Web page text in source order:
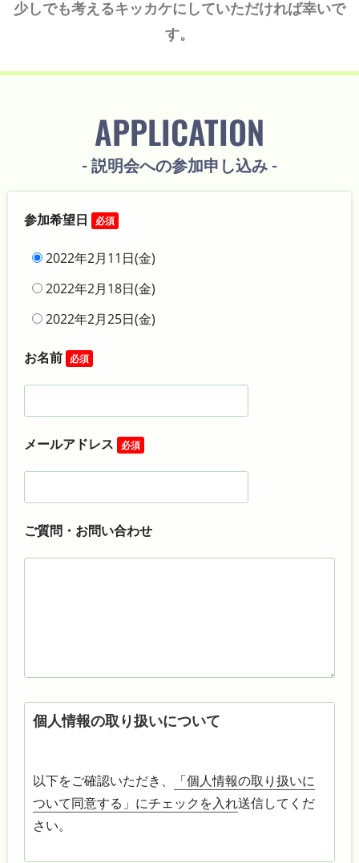
少しでも考えるキッカケにしていただければ幸いで
す。
APPLICATION
- 説明会への参加申し込み -
参加希望日 必須
2022年2月11日(金)
2022年2月18日(金)
2022年2月25日(金)
お名前 必須
メールアドレス 必須
ご質問・お問い合わせ
個人情報の取り扱いについて
以下をご確認いただき、
「個人情報の取り扱いに
ついて同意する」にチェックを入れ送信してくだ
さい。